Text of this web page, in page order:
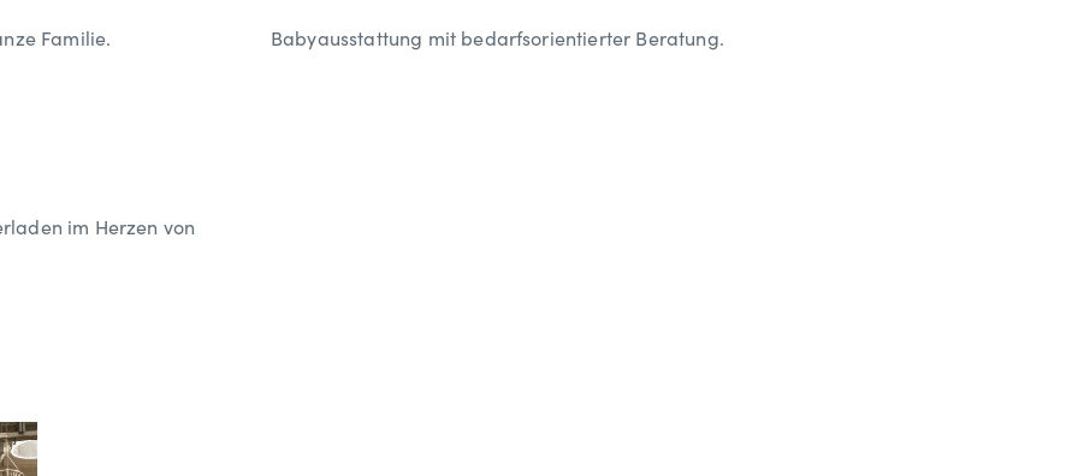
Familie. Babyausstattung mit bedarfsorientierter Beratung.
im Herzen von